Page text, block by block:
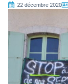
22 décembre 2020